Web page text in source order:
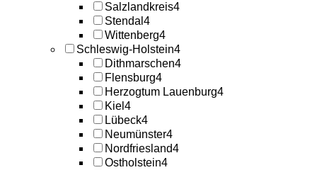
Salzlandkreis4
Stendal 4
Wittenberg4
Schleswig-Holstein4
Dithmarschen4
Flensburg4
Herzogtum Lauenburg4
Kiel 4
Lübeck4
Neumünster4
Nordfriesland4
Ostholstein4